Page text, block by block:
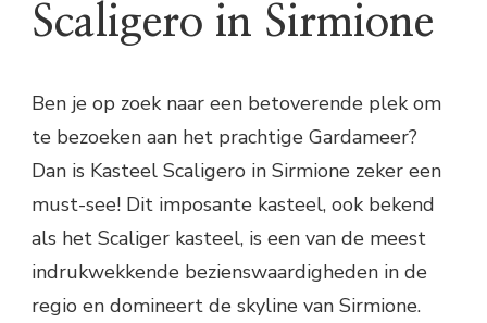
Scaligero in Sirmione
Ben je op zoek naar een betoverende plek om
te bezoeken aan het prachtige Gardameer?
Dan is Kasteel Scaligero in Sirmione zeker een
must-see! Dit imposante kasteel, ook bekend
als het Scaliger kasteel, is een van de meest
indrukwekkende bezienswaardigheden in de
regio en domineert de skyline van Sirmione.